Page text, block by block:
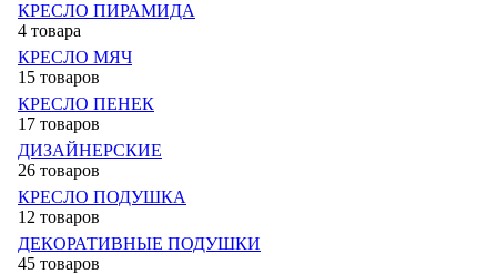
КРЕСЛО ПИРАМИДА
4 товара
КРЕСЛО МЯЧ
15 товаров
КРЕСЛО ПЕНЕК
17 товаров
ДИЗАЙНЕРСКИЕ
26 товаров
КРЕСЛО ПОДУШКА
12 товаров
ДЕКОРАТИВНЫЕ ПОДУШКИ
45 товаров